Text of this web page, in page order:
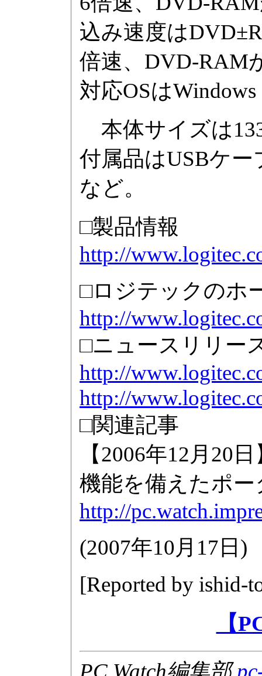
込み速度は
倍速、DVD-RAM
対応OSは
本体サイズは
付属品はUSBケー
など。
□製品情報
http://
□ロジテックのホ
http://
□ニュースリリー
http://
http://
□関連記事
【2006年12月20
機能を備えたポ
http://
(2007年10月17日 )
[Reported by ishid-
【